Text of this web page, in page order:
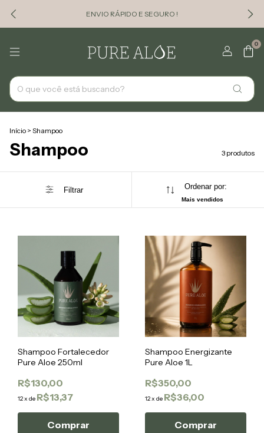
ENVIO RÁPIDO E SEGURO !
0
Início > Shampoo
Shampoo 3 produtos
Filtrar Ordenar por:
Mais vendidos
Shampoo Fortalecedor
Pure Aloe 250ml
R$130,00
12x de R$13,37
Shampoo Energizante
Pure Aloe 1L
R$350,00
12x de R$36,00